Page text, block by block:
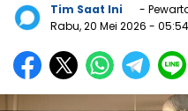
Tim Saat Ini
-
Rabu, 20 Mei 2026 -